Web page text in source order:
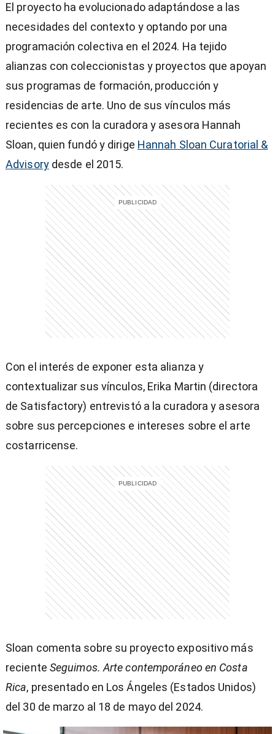
El proyecto ha evolucionado adaptándose a las
necesidades del contexto y optando por una
programación colectiva en el 2024. Ha tejido
alianzas con coleccionistas y proyectos que apoyan
sus programas de formación, producción y
residencias de arte. Uno de sus vínculos más
recientes es con la curadora y asesora Hannah
Sloan, quien fundó y dirige Hannah Sloan Curatorial &
Advisorydesde el 2015.
Con el interés de exponer esta alianza y
contextualizar sus vínculos, Erika Martin (directora
de Satisfactory) entrevistó a la curadora y asesora
sobre sus percepciones e intereses sobre el arte
costarricense.
Sloan comenta sobre su proyecto expositivo más
reciente Seguimos. Arte contemporáneo en Costa
Rica, presentado en Los Ángeles (Estados Unidos)
del 30 de marzo al 18 de mayo del 2024.